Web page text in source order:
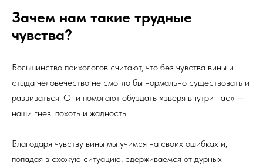
Зачем нам такие трудные
чувства?
Большинство психологов считают, что без чувства вины и
стыда человечество не смогло бы нормально существовать и
развиваться. Они помогают обуздать «зверя внутри нас» —
наши гнев, похоть и жадность.
Благодаря чувству вины мы учимся на своих ошибках и,
попадая в схожую ситуацию, сдерживаемся от дурных